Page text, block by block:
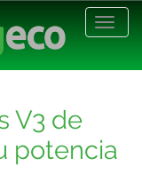
V3 de
potencia